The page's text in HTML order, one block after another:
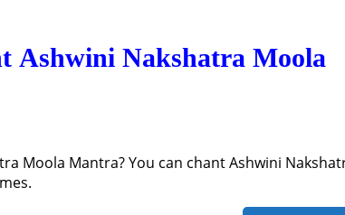
Ashwini Nakshatra Moola
Moola Mantra? You can chant Ashwini